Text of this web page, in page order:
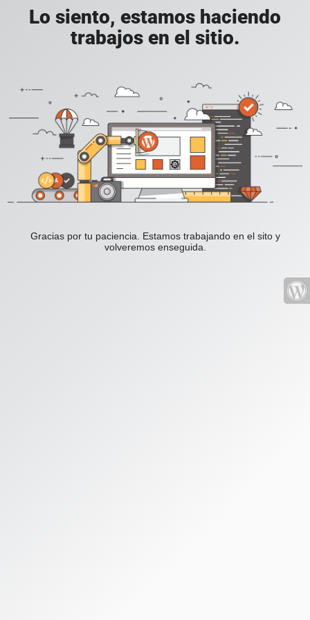
Lo siento, estamos haciendo
trabajos en el sitio.
Gracias por tu paciencia. Estamos trabajando en el sito y
volveremos enseguida.